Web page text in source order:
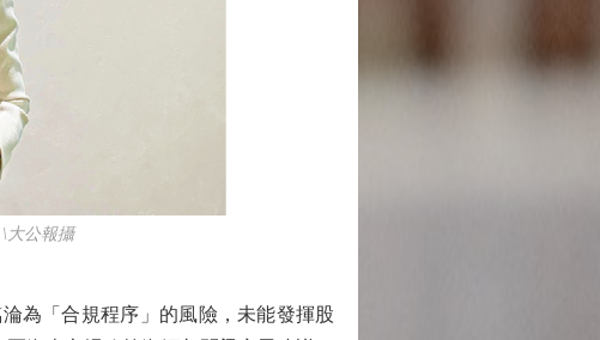
公報攝
為「合規程序」的風險，未能發揮股